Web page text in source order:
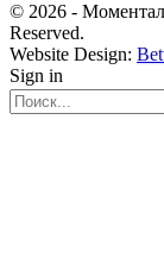
© 2026 -
Reserved.
Website Design:
Sign in